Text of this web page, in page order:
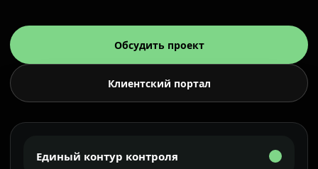
Обсудить проект
Клиентский портал
Единый контур контроля